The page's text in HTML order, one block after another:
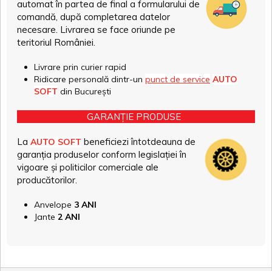
automat în partea de final a formularului de
comandă, după completarea datelor
necesare. Livrarea se face oriunde pe
teritoriul României.
Livrare prin curier rapid
Ridicare personală dintr-un punct de service AUTO
SOFT din București
GARANȚIE PRODUSE
La AUTO SOFT beneficiezi întotdeauna de
garanția produselor conform legislației în
vigoare și politicilor comerciale ale
producătorilor.
Anvelope 3 ANI
Jante 2 ANI